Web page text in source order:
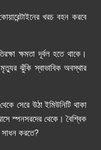
খরচ বহন করবে
ক্ষমতা দূর্বল হতে থাকে।
ঝুঁকি স্বাভাবিক অবস্থার
সেরে উঠা ইমিউনিটি থাকা
স্পনসরদের থেকে। বৈশ্বিক
করতে?